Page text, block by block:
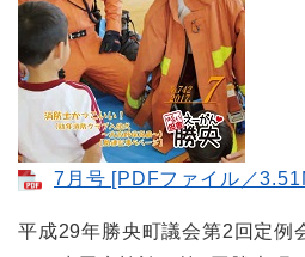
7月号 [PDFファイル／
平成29年勝央町議会第2回定例